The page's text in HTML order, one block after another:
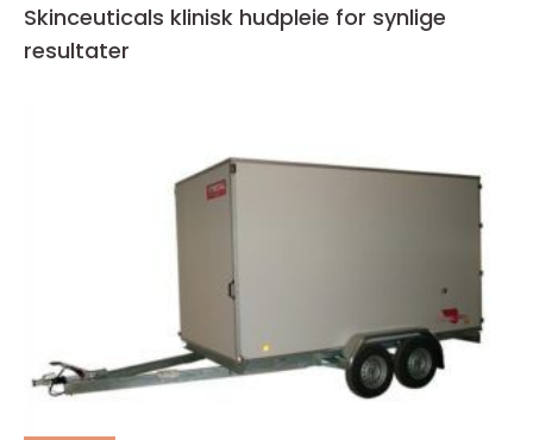
Skinceuticals klinisk hudpleie for synlige
resultater